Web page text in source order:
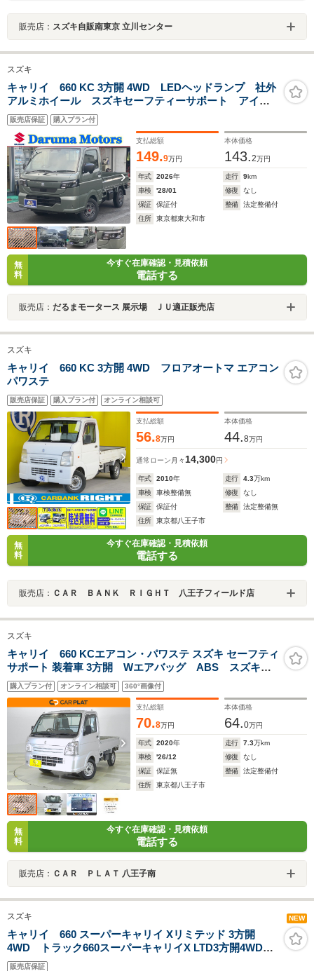
販売店： スズキ自販南東京 立川センター
スズキ
キャリイ 660 KC 3方開 4WD LEDヘッドランプ 社外
アルミホイール スズキセーフティーサポート アイド
リングストップ パワードアロック 3ポジションLEDr-
ムランプ AM/FMラジオ
販売店保証 購入プラン付
支払総額
149.9万円
本体価格
143.2万円
年式 2026年 走行 9km
車検
'28/01 修復
なし
保証
保証付 整備
法定整備付
住所
東京都東大和市
無
料
今すぐ在庫確認・見積依頼
電話する
販売店： だるまモータース 展示場 ＪＵ適正販売店
スズキ
キャリイ 660 KC 3方開 4WD フロアオートマ エアコン
パワステ
販売店保証 購入プラン付 オンライン相談可
支払総額
56.8万円
本体価格
44.8万円
通常ローン 月々 14,300円
年式 2010年 走行 4.3万km
車検
車検整備無 修復
なし
保証
保証付 整備
法定整備無
住所
東京都八王子市
無
料
今すぐ在庫確認・見積依頼
電話する
販売店： ＣＡＲ ＢＡＮＫ ＲＩＧＨＴ 八王子フィールド店
スズキ
キャリイ 660 KCエアコン・パワステ スズキ セーフティ
サポート 装着車 3方開 Wエアバッグ ABS スズキセ
ーフティーサポート VSA AMFMラジオ
購入プラン付 オンライン相談可 360°画像付
支払総額
70.8万円
本体価格
64.0万円
年式 2020年 走行 7.3万km
車検
'26/12 修復
なし
保証
保証無 整備
法定整備付
住所
東京都八王子市
無
料
今すぐ在庫確認・見積依頼
電話する
販売店： ＣＡＲ ＰＬＡＴ 八王子南
スズキ NEW
キャリイ 660 スーパーキャリイ Xリミテッド 3方開
4WD トラック660スーパーキャリイX LTD3方開4WD
届出済み未使用車
販売店保証